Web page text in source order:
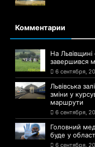
Комментарии
На
завершився
6 сентября,
Львівська
зміни у
маршрути
6 сентября,
Головний
буде у
6 сентября,